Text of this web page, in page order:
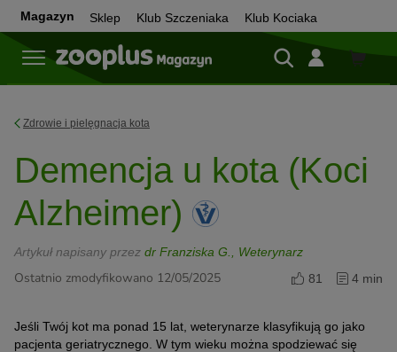
Magazyn Sklep Klub Szczeniaka Klub Kociaka
Sklep
Zdrowie i pielęgnacja kota
Demencja u kota (Koci
Alzheimer)
Artykuł napisany przez dr Franziska G., Weterynarz
Ostatnio zmodyfikowano 12/05/2025 81 4 min
Jeśli Twój kot ma ponad 15 lat, weterynarze klasyfikują go jako
pacjenta geriatrycznego. W tym wieku można spodziewać się